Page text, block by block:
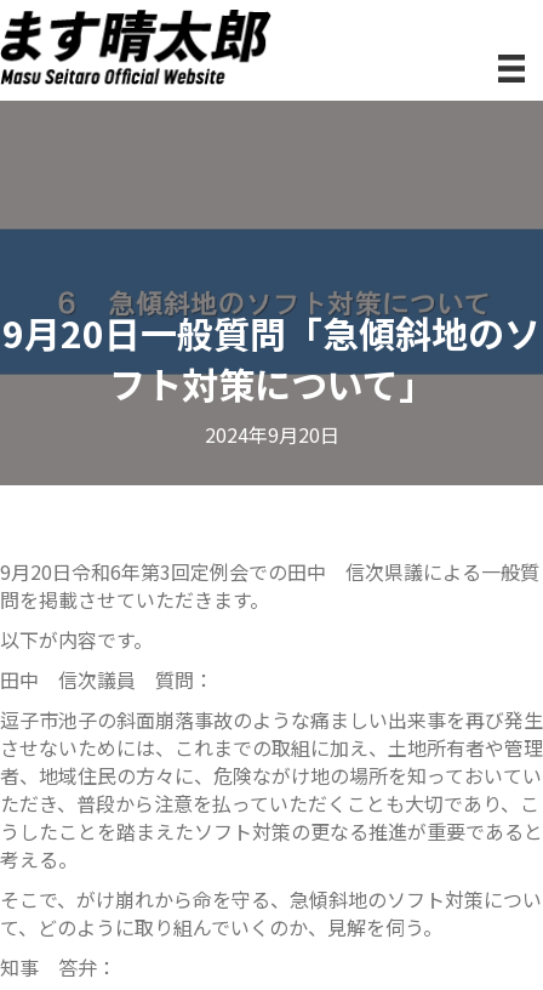
9月20日一般質問「急傾斜地のソ
フト対策について」
2024年9月20日
9月20日令和6年第3回定例会での田中 信次県議による一般質
問を掲載させていただきます。
以下が内容です。
田中 信次議員 質問：
逗子市池子の斜面崩落事故のような痛ましい出来事を再び発生
させないためには、これまでの取組に加え、土地所有者や管理
者、地域住民の方々に、危険ながけ地の場所を知っておいてい
ただき、普段から注意を払っていただくことも大切であり、こ
うしたことを踏まえたソフト対策の更なる推進が重要であると
考える。
そこで、がけ崩れから命を守る、急傾斜地のソフト対策につい
て、どのように取り組んでいくのか、見解を伺う。
知事 答弁：